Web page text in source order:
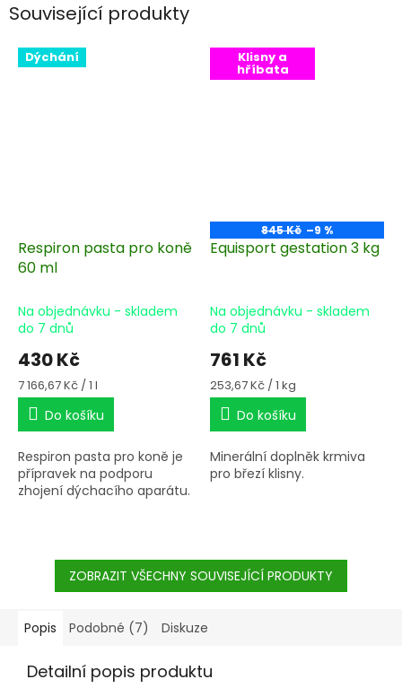
Související produkty
Dýchání
Respiron pasta pro koně
60 ml
Na objednávku - skladem
do 7 dnů
430 Kč
Měrná
cena:
7 166,67 Kč / 1 l
Do košíku
Respiron pasta pro koně je
přípravek na podporu
zhojení dýchacího aparátu.
Klisny a
hříbata
845 Kč –9 %
Equisport gestation 3 kg
Na objednávku - skladem
do 7 dnů
761 Kč
Měrná
cena:
253,67 Kč / 1 kg
Do košíku
Minerální doplněk krmiva
pro březí klisny.
ZOBRAZIT VŠECHNY SOUVISEJÍCÍ PRODUKTY
Popis Podobné (7) Diskuze
Detailní popis produktu